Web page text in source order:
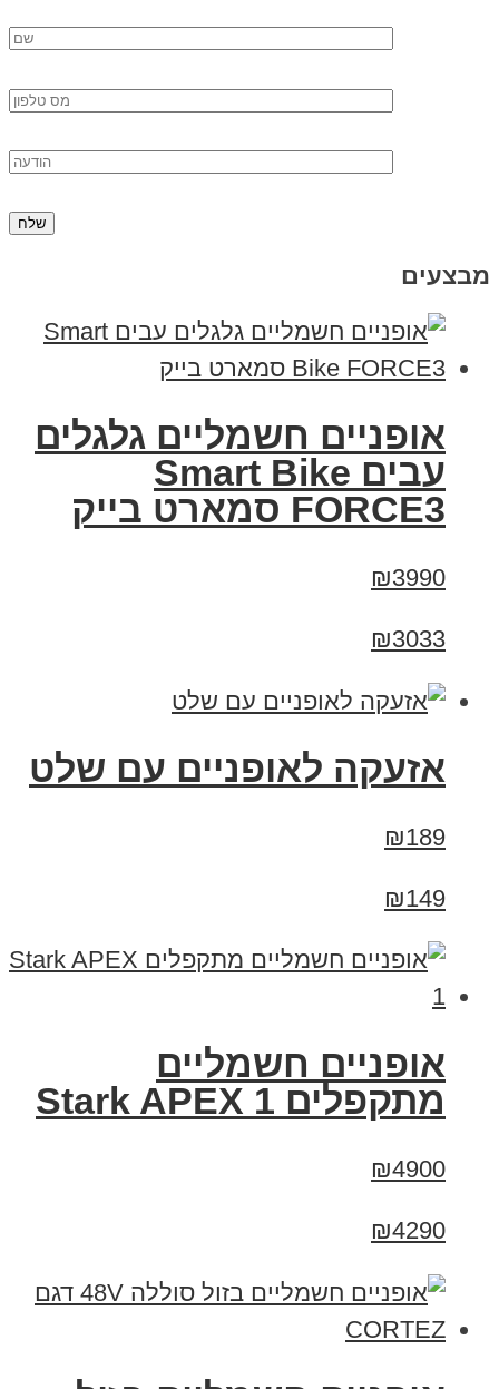
מבצעים
אופניים חשמליים גלגלים
עבים Smart Bike
FORCE3 סמארט בייק
₪3990
₪3033
אזעקה לאופניים עם שלט
₪189
₪149
‏אופניים חשמליים
‏מתקפלים Stark APEX 1
₪4900
₪4290